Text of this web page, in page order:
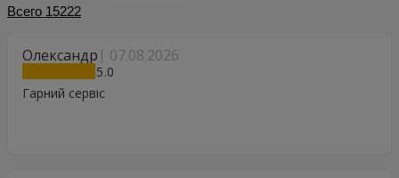
Всего 15222
Олександр 07.08.2026
5
Гарний сервіс